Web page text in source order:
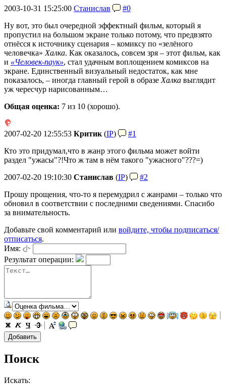
2003-10-31 15:25:00 Станислав
#0
Ну вот, это был очередной эффектный фильм, который я
пропустил на большом экране только потому, что предвзято
отнёсся к источнику сценария – комиксу по «зелёного
человечка» Халка. Как оказалось, совсем зря – этот фильм, как
и «Человек-паук», стал удачным воплощением комиксов на
экране. Единственный визуальный недостаток, как мне
показалось, – иногда главный герой в образе Халка выглядит
уж чересчур нарисованным…
Общая оценка: 7 из 10 (хорошо).
2007-02-20 12:55:53 Критик (IP)
#1
Кто это придумал,что в жанр этого фильма может войти
раздел "ужасы"?!Что ж там в нём такого "ужасного"???=)
2007-02-20 19:10:30 Станислав (IP)
#2
Прошу прощения, что-то я перемудрил с жанрами – только что
обновил в соответствии с последними сведениями. Спасибо
за внимательность.
Добавьте свой комментарий или войдите, чтобы подписаться/
отписаться.
Имя:
Результат операции:
Поиск
Искать: